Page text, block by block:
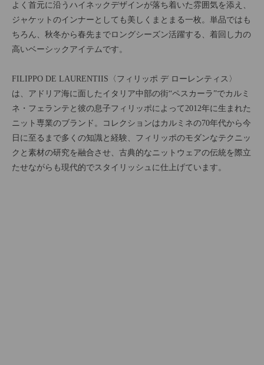
よく首元に沿うハイネックデザインが落ち着いた雰囲気を添え、
ジャケットのインナーとしても美しくまとまる一枚。単品ではも
ちろん、秋冬から春先までロングシーズン活躍する、着回し力の
高いベーシックアイテムです。
FILIPPO DE LAURENTIIS〈フィリッポ デ ローレンティス〉
は、アドリア海に面したイタリア中部の街“ペスカーラ”でカルミ
ネ・フェランテと彼の息子フィリッポによって2012年に生まれた
ニット専業のブランド。コレクションはカルミネの70年代から今
日に至るまで多くの知識と経験、フィリッポのモダンなテクニッ
クと素材の研究を融合させ、古典的なニットウェアの伝統を際立
たせながらも現代的でスタイリッシュに仕上げています。